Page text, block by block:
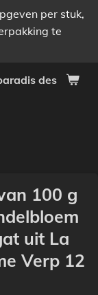
des
per stuk,
te
100 g
uit La
Verp 12